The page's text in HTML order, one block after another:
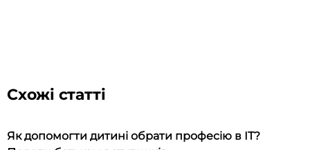
Схожі статті
Як допомогти дитині обрати професію в ІТ?